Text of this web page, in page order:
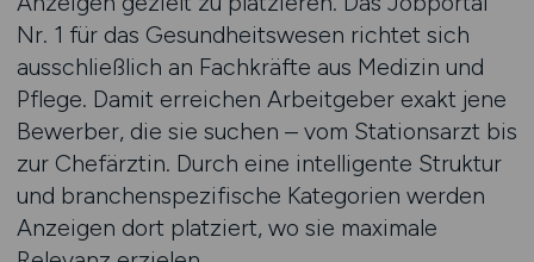
Nr. 1 für das Gesundheitswesen richtet sich
ausschließlich an Fachkräfte aus Medizin und
Pflege. Damit erreichen Arbeitgeber exakt jene
Bewerber, die sie suchen – vom Stationsarzt bis
zur Chefärztin. Durch eine intelligente Struktur
und branchenspezifische Kategorien werden
Anzeigen dort platziert, wo sie maximale